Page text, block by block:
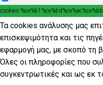
cookies-
Τα cookies ανάλυσης μας
επισκεψιμότητα και τις
εφαρμογή μας, με σκοπό τη
Όλες οι πληροφορίες που
συγκεντρωτικές και ως εκ